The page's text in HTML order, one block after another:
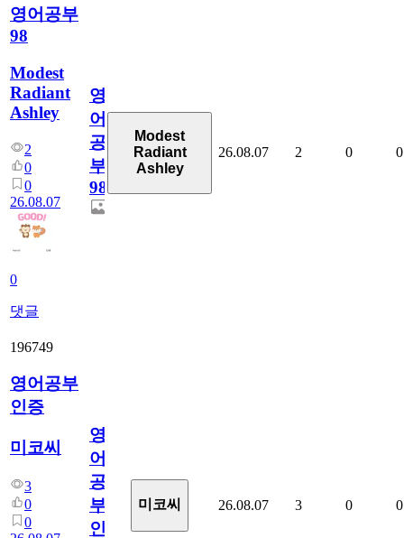
영어공부
98
Modest
Radiant
Ashley
2
0
0
26.08.07
0
댓글
영
어
공
부
98
Modest
Radiant
Ashley
26.08.07 2 0 0
196749
영어공부
인증
미코씨
3
0
0
영
어
공
부
인
미코씨 26.08.07 3 0 0